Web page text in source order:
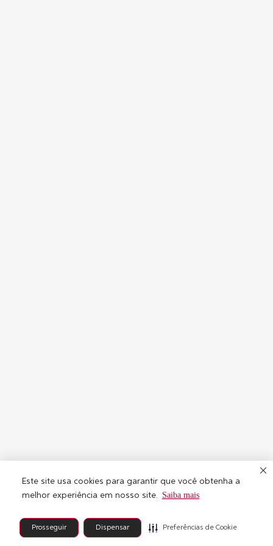
Este site usa cookies para garantir que você obtenha a
melhor experiência em nosso site.
Saiba mais
Prosseguir Dispensar Preferências de Cookie